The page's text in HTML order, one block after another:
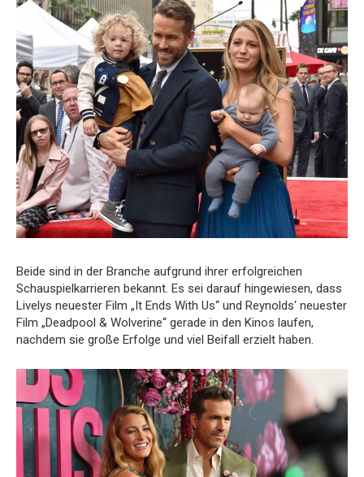
Beide sind in der Branche aufgrund ihrer erfolgreichen
Schauspielkarrieren bekannt. Es sei darauf hingewiesen, dass
Livelys neuester Film „It Ends With Us“ und Reynolds‘ neuester
Film „Deadpool & Wolverine“ gerade in den Kinos laufen,
nachdem sie große Erfolge und viel Beifall erzielt haben.